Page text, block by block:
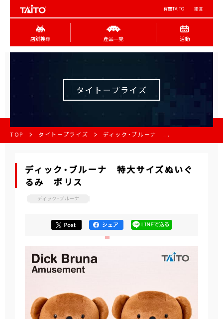
有關TAITO 語言
店舖搜尋 產品一覽 活動
タイトープライズ
TOP タイトープライズ ディック・ブルーナ ...
ディック・ブルーナ 特大サイズぬいぐ
るみ ボリス
ディック・ブルーナ